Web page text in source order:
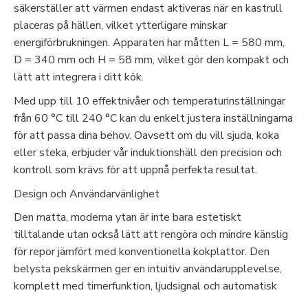
säkerställer att värmen endast aktiveras när en kastrull
placeras på hällen, vilket ytterligare minskar
energiförbrukningen. Apparaten har måtten L = 580 mm,
D = 340 mm och H = 58 mm, vilket gör den kompakt och
lätt att integrera i ditt kök.
Med upp till 10 effektnivåer och temperaturinställningar
från 60 °C till 240 °C kan du enkelt justera inställningarna
för att passa dina behov. Oavsett om du vill sjuda, koka
eller steka, erbjuder vår induktionshäll den precision och
kontroll som krävs för att uppnå perfekta resultat.
Design och Användarvänlighet
Den matta, moderna ytan är inte bara estetiskt
tilltalande utan också lätt att rengöra och mindre känslig
för repor jämfört med konventionella kokplattor. Den
belysta pekskärmen ger en intuitiv användarupplevelse,
komplett med timerfunktion, ljudsignal och automatisk